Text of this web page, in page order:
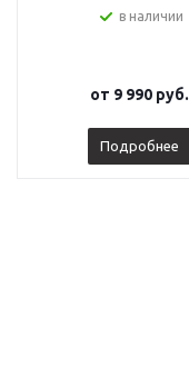
в наличии
от 9 990 руб.
Подробнее